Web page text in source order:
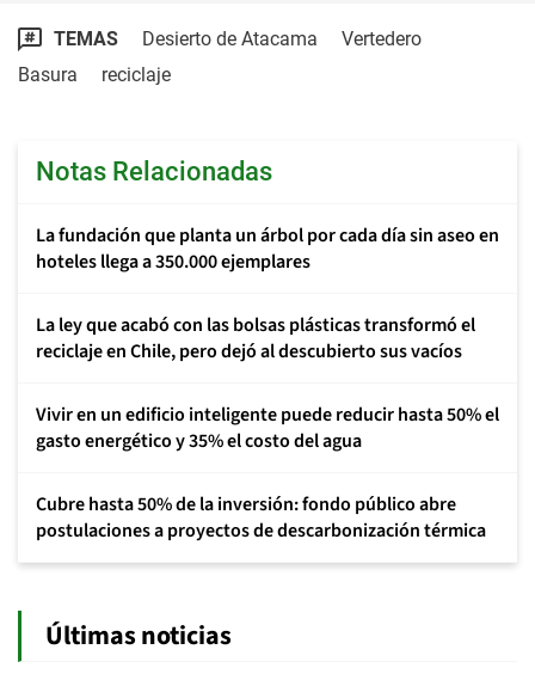
TEMAS Desierto de Atacama
Vertedero
Basura
reciclaje
Notas Relacionadas
La fundación que planta un árbol por cada día sin aseo en
hoteles llega a 350.000 ejemplares
La ley que acabó con las bolsas plásticas transformó el
reciclaje en Chile, pero dejó al descubierto sus vacíos
Vivir en un edificio inteligente puede reducir hasta 50% el
gasto energético y 35% el costo del agua
Cubre hasta 50% de la inversión: fondo público abre
postulaciones a proyectos de descarbonización térmica
Últimas noticias